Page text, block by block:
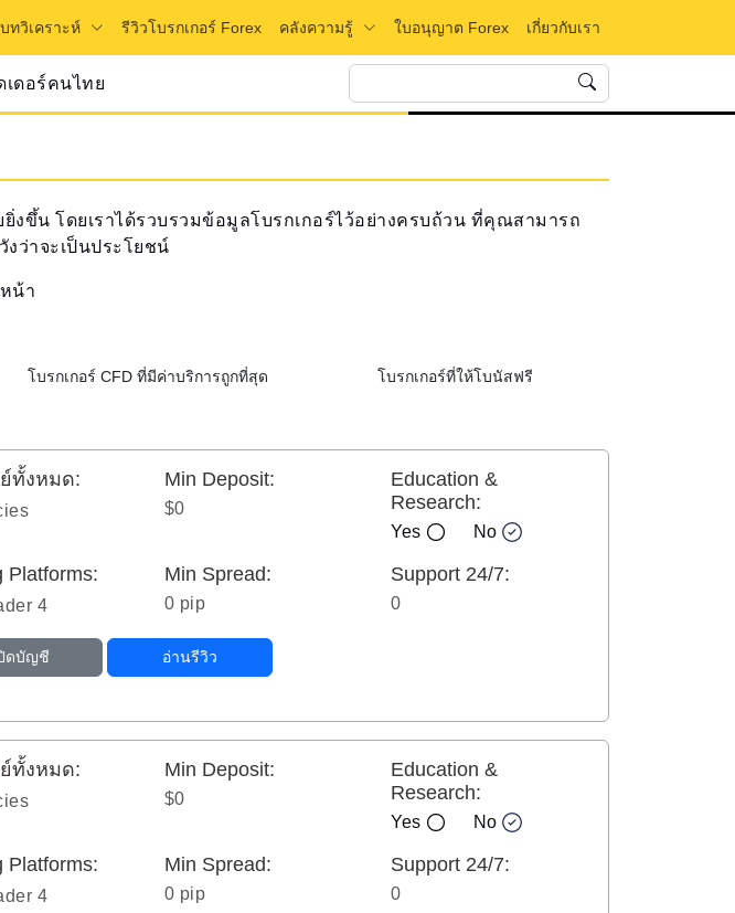
ทวิเคราะห์ รีวิวโบรกเกอร์ Forex คลังความรู้ ใบอนุญาต Forex เกี่ยวกับเรา
เดอร์คนไทย
งขึ้น โดยเราได้รวบรวมข้อมูลโบรกเกอร์ไว้อย่างครบถ้วน ที่คุณสามารถ
ว่าจะเป็นประโยชน์
น้า
โบรกเกอร์ CFD ที่มีค่าบริการถูกที่สุด โบรกเกอร์ที่ให้โบนัสฟรี
ทั้งหมด: Min Deposit:
$0
Education &
Research:
Yes No
Platforms:
4
Min Spread:
0 pip
Support 24/7:
0
ดบัญชี อ่านรีวิว
ทั้งหมด: Min Deposit:
$0
Education &
Research:
Yes No
Platforms:
4
Min Spread:
0 pip
Support 24/7:
0